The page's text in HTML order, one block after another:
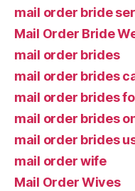
mail order bride
Mail Order Bride
mail order brides
mail order brides
mail order brides
mail order brides
mail order brides
mail order wife
Mail Order Wives